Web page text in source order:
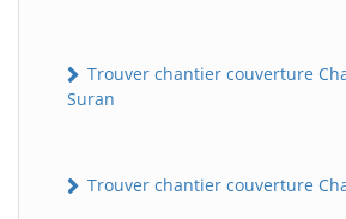
Trouver chantier couverture
Suran
Trouver chantier couverture